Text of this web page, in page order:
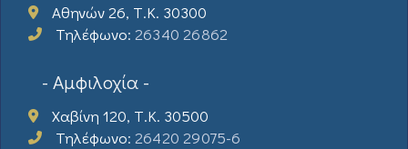
Αθηνών 26, Τ.Κ. 30300
Τηλέφωνο: 26340 26862
- Αμφιλοχία -
Χαβίνη 120, Τ.Κ. 30500
Τηλέφωνο: 26420 29075-6